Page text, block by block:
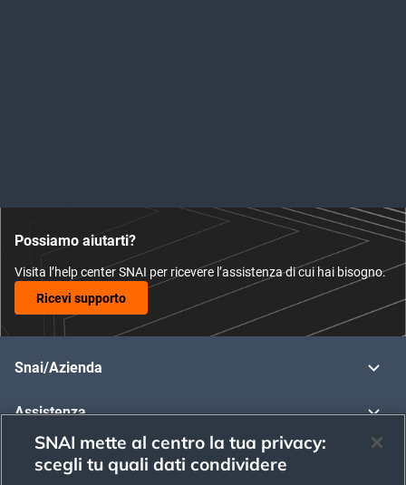
Possiamo aiutarti?
Visita l’help center SNAI per ricevere l’assistenza di cui hai bisogno.
Ricevi supporto
Snai/Azienda
Assistenza
Regolamenti e Policy
SNAI mette al centro la tua privacy:
scegli tu quali dati condividere